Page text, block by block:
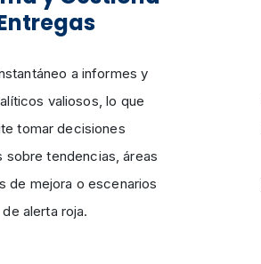
a informes y
valiosos, lo que
tomar decisiones
sobre tendencias, áreas
de mejora o escenarios
de alerta roja.